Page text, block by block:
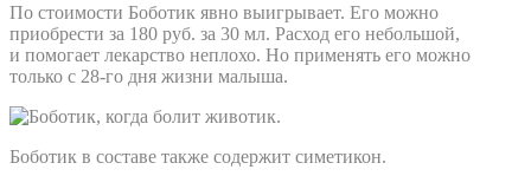
По стоимости Боботик явно выигрывает. Его можно
приобрести за 180 руб. за 30 мл. Расход его небольшой,
и помогает лекарство неплохо. Но применять его можно
только с 28-го дня жизни малыша.
Боботик в составе также содержит симетикон.